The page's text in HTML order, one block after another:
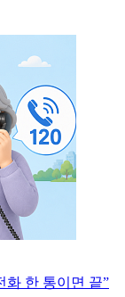
화 한 통이면 끝”